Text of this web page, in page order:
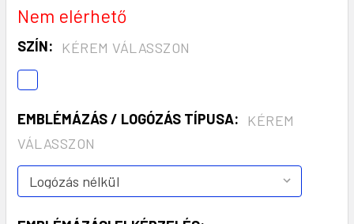
Nem elérhető
SZÍN: KÉREM VÁLASSZON
EMBLÉMÁZÁS / LOGÓZÁS TÍPUSA:
KÉREM
VÁLASSZON